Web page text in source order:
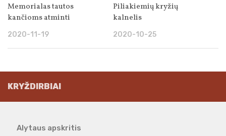
Memorialas tautos
kančioms atminti
2020-11-19
Piliakiemių kryžių
kalnelis
2020-10-25
KRYŽDIRBIAI
Alytaus apskritis